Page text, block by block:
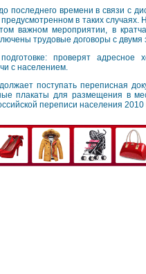
последнего времени в связи с
в таких случаях.
важном мероприятии, в
трудовые договоры с
проверят адресное
с населением.
поступать переписная
плакаты для размещения в
переписи населения 2010